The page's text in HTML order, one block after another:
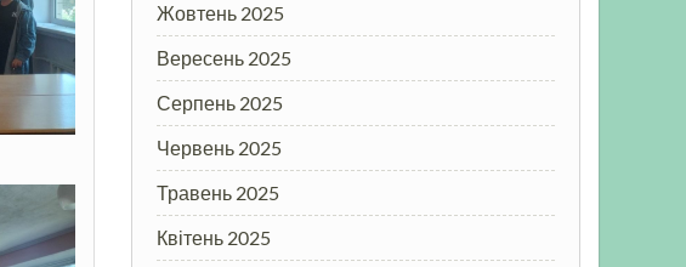
Жовтень 2025
Вересень 2025
Серпень 2025
Червень 2025
Травень 2025
Квітень 2025